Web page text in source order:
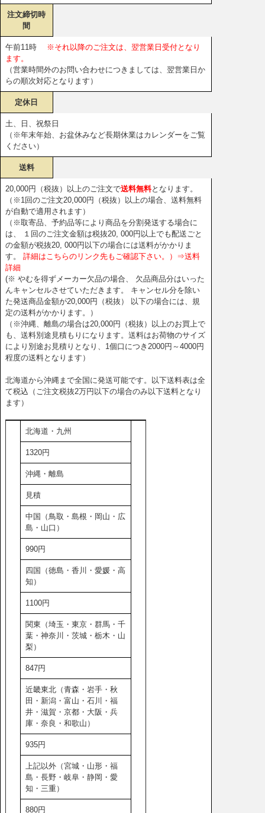
注文締切時
間
午前11時
※それ以降のご注文は、翌営業日受付となり
ます。
（営業時間外のお問い合わせにつきましては、翌営業日か
らの順次対応となります）
定休日
土、日、祝祭日
（※年末年始、お盆休みなど長期休業はカレンダーをご覧
ください）
送料
20,000円（税抜）以上のご注文で送料無料となります。
（※1回のご注文20,000円（税抜）以上の場合、送料無料
が自動で適用されます）
（※取寄品、予約品等により商品を分割発送する場合に
は、 １回のご注文金額は税抜20, 000円以上でも配送ごと
の金額が税抜20, 000円以下の場合には送料がかかりま
す。
詳細はこちらのリンク先もご確認下さい。）⇒送料
詳細
(※ やむを得ずメーカー欠品の場合、 欠品商品分はいった
んキャンセルさせていただきます。 キャンセル分を除い
た発送商品金額が20,000円（税抜） 以下の場合には、規
定の送料がかかります。）
（※沖縄、離島の場合は20,000円（税抜）以上のお買上で
も、送料別途見積もりになります。送料はお荷物のサイズ
により別途お見積りとなり、1個口につき2000円～4000円
程度の送料となります）
北海道から沖縄まで全国に発送可能です。以下送料表は全
て税込（ご注文税抜2万円以下の場合のみ以下送料となり
ます）
北海道・九州
1320円
沖縄・離島
見積
中国（鳥取・島根・岡山・広
島・山口）
990円
四国（徳島・香川・愛媛・高
知）
1100円
関東（埼玉・東京・群馬・千
葉・神奈川・茨城・栃木・山
梨）
847円
近畿東北（青森・岩手・秋
田・新潟・富山・石川・福
井・滋賀・京都・大阪・兵
庫・奈良・和歌山）
935円
上記以外（宮城・山形・福
島・長野・岐阜・静岡・愛
知・三重）
880円